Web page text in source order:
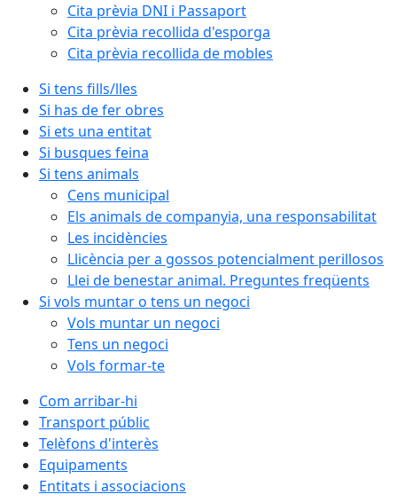
Cita prèvia DNI i Passaport
Cita prèvia recollida d'esporga
Cita prèvia recollida de mobles
Si tens fills/lles
Si has de fer obres
Si ets una entitat
Si busques feina
Si tens animals
Cens municipal
Els animals de companyia, una responsabilitat
Les incidències
Llicència per a gossos potencialment perillosos
Llei de benestar animal. Preguntes freqüents
Si vols muntar o tens un negoci
Vols muntar un negoci
Tens un negoci
Vols formar-te
Com arribar-hi
Transport públic
Telèfons d'interès
Equipaments
Entitats i associacions